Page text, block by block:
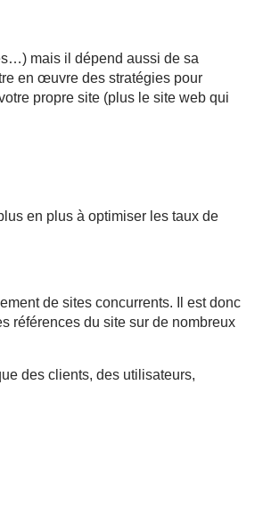
mais il dépend aussi de sa
en œuvre des stratégies pour
propre site (plus le site web qui
en plus à optimiser les taux de
de sites concurrents. Il est donc
références du site sur de nombreux
des clients, des utilisateurs,